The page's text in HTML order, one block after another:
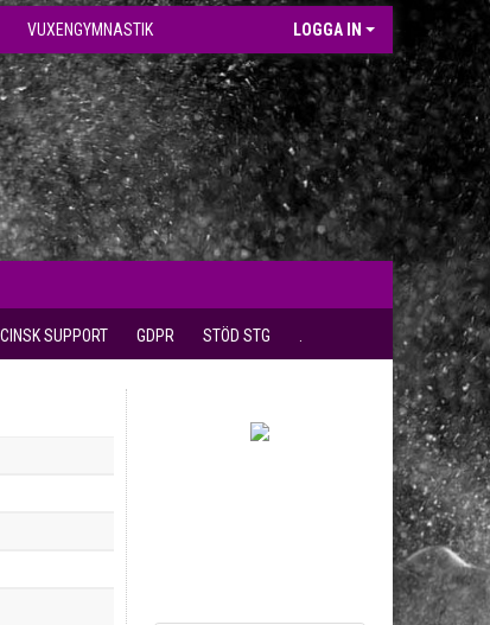
VUXENGYMNASTIK LOGGA IN
SUPPORT GDPR STÖD STG